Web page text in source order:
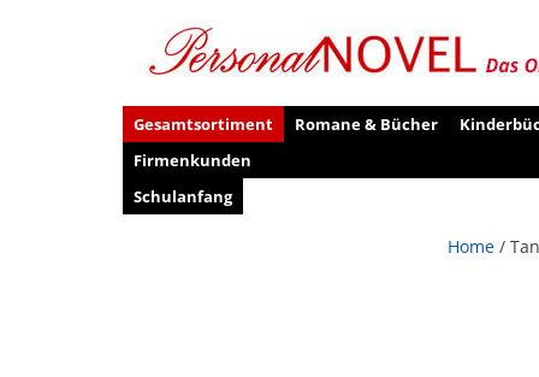
Gesamtsortiment Romane & Bücher
Firmenkunden
Schulanfang
Home /